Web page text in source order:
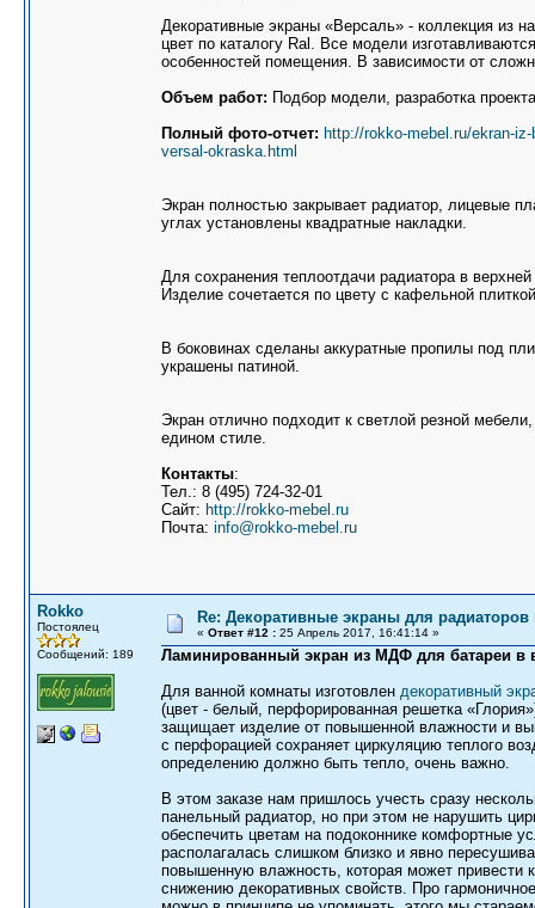
Декоративные экраны «Версаль» - коллекция из
цвет по каталогу Ral. Все модели
особенностей помещения. В зависимости от
Объем работ: Подбор модели, разработка
Полный фото-отчет: http://rokko-mebel.ru/ekran-
versal-okraska.html
Экран полностью закрывает радиатор, лицевые
углах установлены квадратные накладки.
Для сохранения теплоотдачи радиатора в
Изделие сочетается по цвету с кафельной
В боковинах сделаны аккуратные пропилы под
украшены патиной.
Экран отлично подходит к светлой резной
едином стиле.
Контакты:
Тел.: 8 (495) 724-32-01
Сайт: http://rokko-mebel.ru
Почта: info@rokko-mebel.ru
Rokko
Постоялец
Сообщений: 189
Re: Декоративные экраны для радиаторов
« Ответ #12 : 25 Апрель 2017, 16:41:14 »
Ламинированный экран из МДФ для батареи в
Для ванной комнаты изготовлен декоративный
(цвет - белый, перфорированная решетка
защищает изделие от повышенной влажности и
с перфорацией сохраняет циркуляцию теплого
определению должно быть тепло, очень важно.
В этом заказе нам пришлось учесть сразу
панельный радиатор, но при этом не нарушить
обеспечить цветам на подоконнике комфортные
располагалась слишком близко и явно
повышенную влажность, которая может привести
снижению декоративных свойств. Про